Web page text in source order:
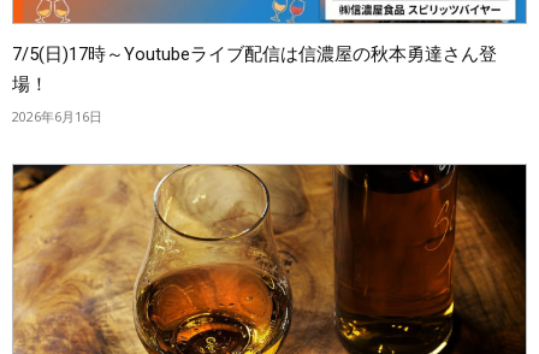
7/5(日)17時～Youtubeライブ配信は信濃屋の秋本勇達さん登
場！
2026年6月16日